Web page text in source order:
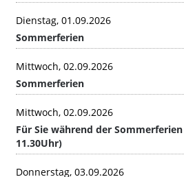
Dienstag, 01.09.2026
Sommerferien
Mittwoch, 02.09.2026
Sommerferien
Mittwoch, 02.09.2026
Für Sie während der
11.30Uhr)
Donnerstag, 03.09.2026